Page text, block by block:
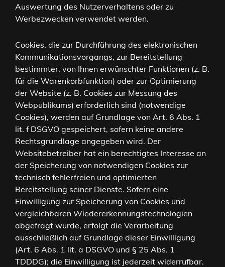
Auswertung des Nutzerverhaltens oder zu
Werbezwecken verwendet werden.
Cookies, die zur Durchführung des elektronischen
Kommunikationsvorgangs, zur Bereitstellung
bestimmter, von Ihnen erwünschter Funktionen (z. B.
für die Warenkorbfunktion) oder zur Optimierung
der Website (z. B. Cookies zur Messung des
Webpublikums) erforderlich sind (notwendige
Cookies), werden auf Grundlage von Art. 6 Abs. 1
lit. f DSGVO gespeichert, sofern keine andere
Rechtsgrundlage angegeben wird. Der
Websitebetreiber hat ein berechtigtes Interesse an
der Speicherung von notwendigen Cookies zur
technisch fehlerfreien und optimierten
Bereitstellung seiner Dienste. Sofern eine
Einwilligung zur Speicherung von Cookies und
vergleichbaren Wiedererkennungstechnologien
abgefragt wurde, erfolgt die Verarbeitung
ausschließlich auf Grundlage dieser Einwilligung
(Art. 6 Abs. 1 lit. a DSGVO und § 25 Abs. 1
TDDDG); die Einwilligung ist jederzeit widerrufbar.